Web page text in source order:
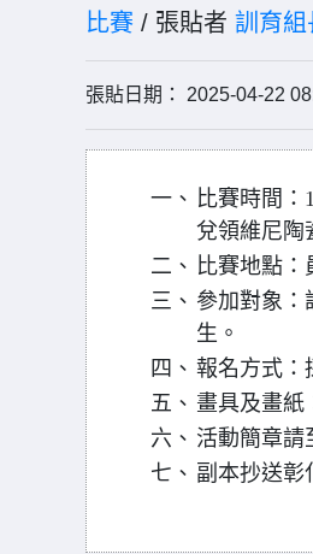
比賽 / 張貼者 訓育組
張貼日期： 2025-04-22
一、 比賽時間：
兌領維尼陶
二、 比賽地點：
三、 參加對象：
生。
四、 報名方式：
五、 畫具及畫紙
六、 活動簡章請
七、 副本抄送彰